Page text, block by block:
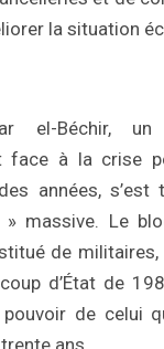
la situation
el-Béchir,
face à la crise
années, s’est
massive. Le
de
d’État de
pouvoir de celui